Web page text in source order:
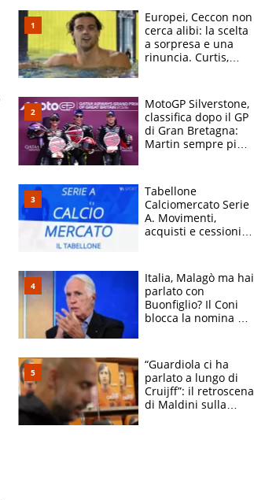
Europei, Ceccon non
cerca alibi: la scelta
a sorpresa e una
rinuncia. Curtis,
c’è”
MotoGP Silverstone,
classifica dopo il GP
di Gran Bretagna:
Martin sempre più
Tabellone
Calciomercato Serie
A. Movimenti,
acquisti e cessioni:
Italia, Malagò ma hai
parlato con
Buonfiglio? Il Coni
blocca la nomina di
“Guardiola ci ha
parlato a lungo di
Cruijff”: il retroscena
di Maldini sulla